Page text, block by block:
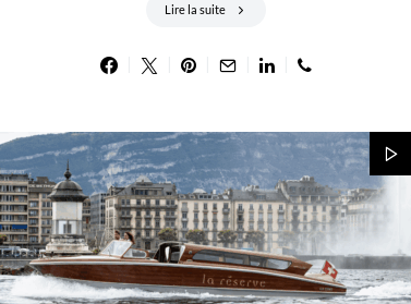
Lire la suite